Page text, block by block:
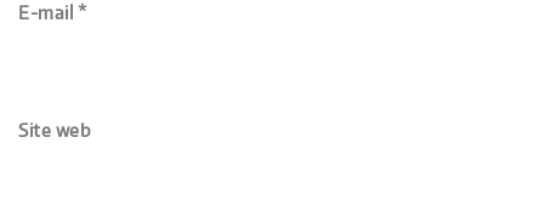
E-mail *
Site web